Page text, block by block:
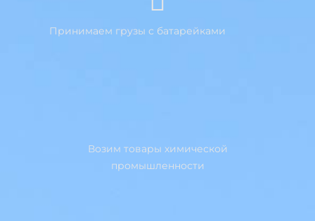
Принимаем грузы с батарейками
Возим товары химической
промышленности